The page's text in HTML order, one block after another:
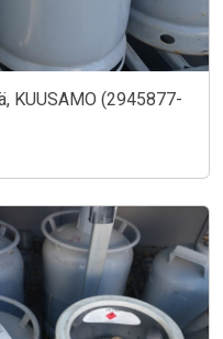
KUUSAMO (2945877-